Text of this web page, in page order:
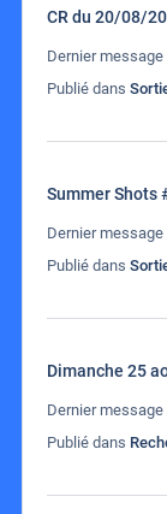
CR du 20/08/
Dernier message
Publié dans
Summer Shots
Dernier message
Publié dans
Dimanche 25
Dernier message
Publié dans